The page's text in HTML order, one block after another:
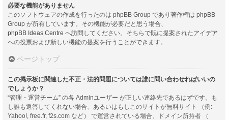
必要な機能がありません
このソフトウェアの作成を行ったのは phpBB Group であり著作権は phpBB
Group が所有しています。その機能が必要だと思う場合、
phpBB Ideas Centre へ訪問してください。そちらで既に提案されたアイデア
への投票および新しい機能の提案を行うことができます。
ページトップ
この掲示板に関連した不正・法的問題については誰に問い合わせればいいの
でしょうか？
“管理・運営チーム” の各 Adminユーザー が正しい連絡先であるはずです。も
し誰も返答してくれない場合、あるいはもしこのサイトが無料サイト （例:
Yahoo!, free.fr, f2s.com など） で運営されている場合、ドメイン所持者 （